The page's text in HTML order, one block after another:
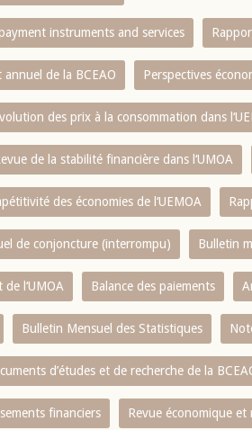
instruments and services
annuel de la BCEAO Perspectives
des prix à la consommation dans
de la stabilité financière dans l‘UMOA
des économies de l‘UEMOA
de conjoncture (interrompu) Bulletin
l‘UMOA Balance des paiements
Bulletin Mensuel des Statistiques
d’études et de recherche de la
financiers Revue économique et